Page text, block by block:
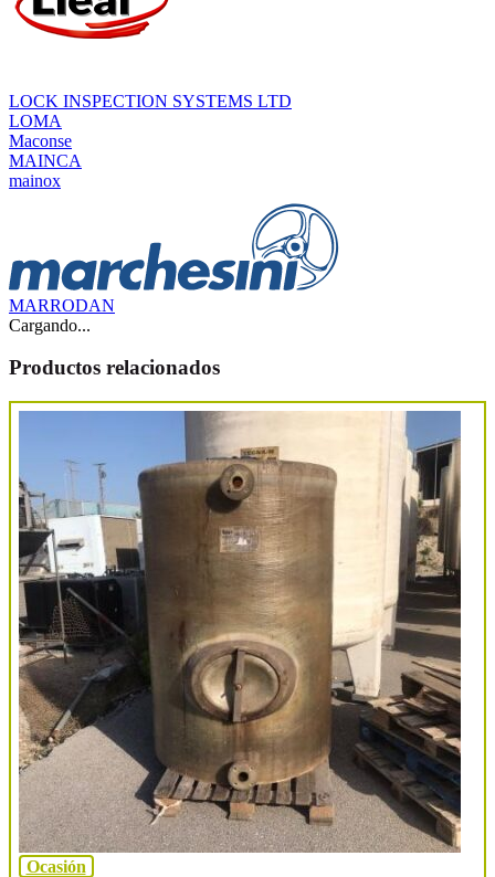
LOCK INSPECTION SYSTEMS LTD
LOMA
Maconse
MAINCA
mainox
MARRODAN
Cargando...
Productos relacionados
Ocasión